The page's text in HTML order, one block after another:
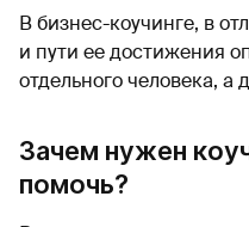
В бизнес-коучинге, в
и пути ее достижения
отдельного человека, а
Зачем нужен
помочь?